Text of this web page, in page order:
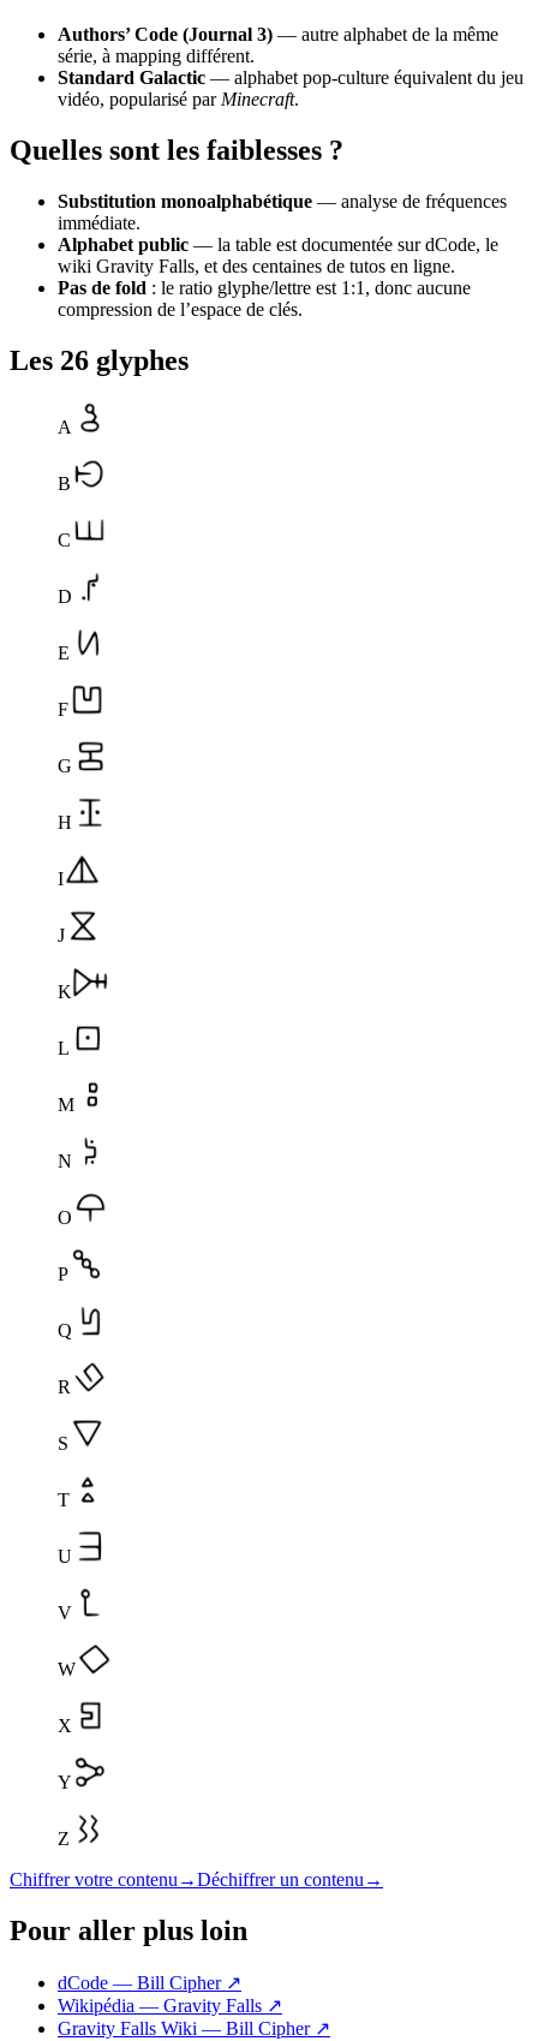
Authors’ Code (Journal 3) — autre alphabet de la même
série, à mapping différent.
Standard Galactic — alphabet pop-culture équivalent du jeu
vidéo, popularisé par Minecraft.
Quelles sont les faiblesses ?
Substitution monoalphabétique — analyse de fréquences
immédiate.
Alphabet public — la table est documentée sur dCode, le
wiki Gravity Falls, et des centaines de tutos en ligne.
Pas de fold : le ratio glyphe/lettre est 1:1, donc aucune
compression de l’espace de clés.
Les 26 glyphes
A
B
C
D
E
F
G
H
I
J
K
L
M
N
O
P
Q
R
S
T
U
V
W
X
Y
Z
Chiffrer votre contenu →Déchiffrer un contenu →
Pour aller plus loin
dCode — Bill Cipher ↗
Wikipédia — Gravity Falls ↗
Gravity Falls Wiki — Bill Cipher ↗